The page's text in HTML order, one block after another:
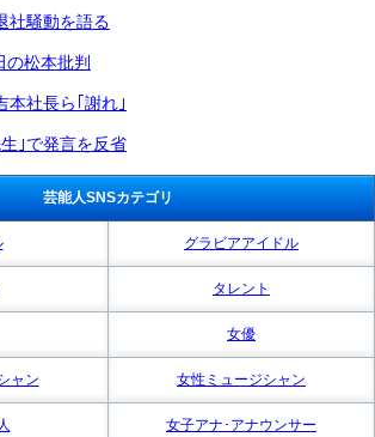
社騒動を語る
の松本批判
本社長ら｢謝れ｣
｣で発言を反省
芸能人SNSカテゴリ
グラビアアイドル
タレント
女優
ャン 女性ミュージシャン
女子アナ･アナウンサー